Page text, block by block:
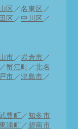
。
げます。※緊
面水漏れ
トイレつま
区 ／名東区 ／
区 ／中川区 ／
市 ／岩倉市 ／
／蟹江町 ／北名
市 ／津島市 ／
豊町 ／ 知多市
浦町 ／ 碧南市